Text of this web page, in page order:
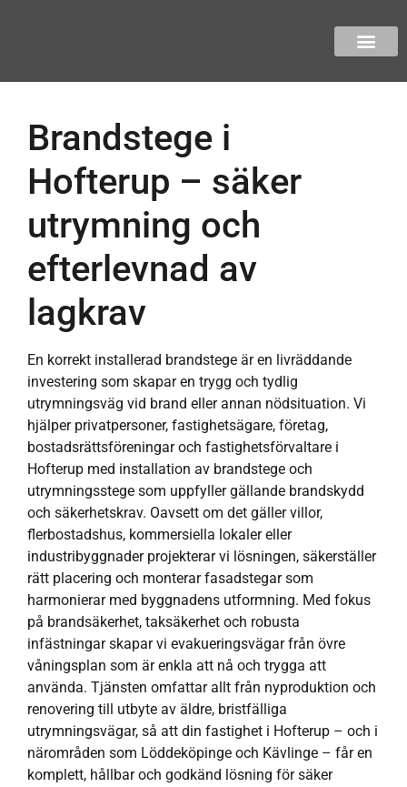
Brandstege i
Hofterup – säker
utrymning och
efterlevnad av
lagkrav
En korrekt installerad brandstege är en livräddande
investering som skapar en trygg och tydlig
utrymningsväg vid brand eller annan nödsituation. Vi
hjälper privatpersoner, fastighetsägare, företag,
bostadsrättsföreningar och fastighetsförvaltare i
Hofterup med installation av brandstege och
utrymningsstege som uppfyller gällande brandskydd
och säkerhetskrav. Oavsett om det gäller villor,
flerbostadshus, kommersiella lokaler eller
industribyggnader projekterar vi lösningen, säkerställer
rätt placering och monterar fasadstegar som
harmonierar med byggnadens utformning. Med fokus
på brandsäkerhet, taksäkerhet och robusta
infästningar skapar vi evakueringsvägar från övre
våningsplan som är enkla att nå och trygga att
använda. Tjänsten omfattar allt från nyproduktion och
renovering till utbyte av äldre, bristfälliga
utrymningsvägar, så att din fastighet i Hofterup – och i
närområden som Löddeköpinge och Kävlinge – får en
komplett, hållbar och godkänd lösning för säker